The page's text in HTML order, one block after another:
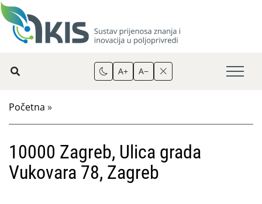
A+ A−
Početna »
10000 Zagreb, Ulica grada
Vukovara 78, Zagreb